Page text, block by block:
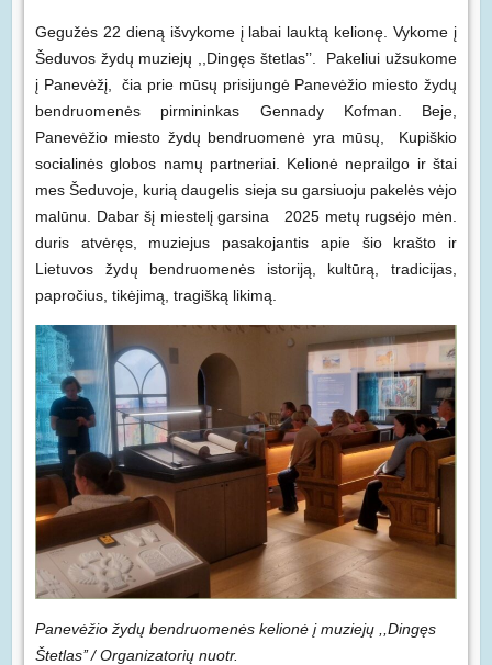
Gegužės 22 dieną išvykome į labai lauktą kelionę. Vykome į
Šeduvos žydų muziejų ,,Dingęs štetlas’’. Pakeliui užsukome
į Panevėžį, čia prie mūsų prisijungė Panevėžio miesto žydų
bendruomenės pirmininkas Gennady Kofman. Beje,
Panevėžio miesto žydų bendruomenė yra mūsų, Kupiškio
socialinės globos namų partneriai. Kelionė neprailgo ir štai
mes Šeduvoje, kurią daugelis sieja su garsiuoju pakelės vėjo
malūnu. Dabar šį miestelį garsina 2025 metų rugsėjo mėn.
duris atvėręs, muziejus pasakojantis apie šio krašto ir
Lietuvos žydų bendruomenės istoriją, kultūrą, tradicijas,
papročius, tikėjimą, tragišką likimą.
Panevėžio žydų bendruomenės kelionė į muziejų,,Dingęs
Štetlas’’ / Organizatorių nuotr.